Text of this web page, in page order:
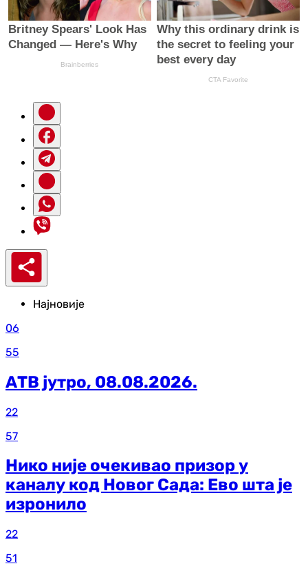
Најновије
06
55
АТВ јутро, 08.08.2026.
22
57
Нико није очекивао призор у
каналу код Новог Сада: Ево шта је
изронило
22
51